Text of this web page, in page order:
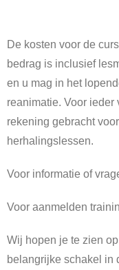
De kosten voor de
bedrag is inclusief
en u mag in het
reanimatie. Voor
rekening gebracht
herhalingslessen.
Voor informatie of
Voor aanmelden
Wij hopen je te zien
belangrijke schakel in